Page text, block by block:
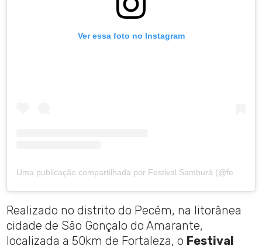
Ver essa foto no Instagram
Realizado no distrito do Pecém, na litorânea
cidade de São Gonçalo do Amarante,
localizada a 50km de Fortaleza, o Festival